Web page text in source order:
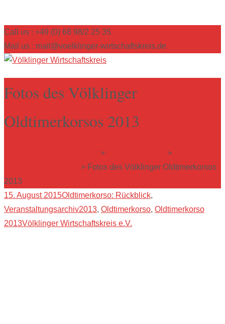
Call us : +49 (0) 68 98/2 25 35
Mail us : mail@voelklinger-wirtschaftskreis.de
Fotos des Völklinger
Oldtimerkorsos 2013
>
>
> Fotos des Völklinger Oldtimerkorsos
2013
15. August 2015Oldtimerkorso: Rückblick,
Veranstaltungsarchiv2013, Oldtimerkorso, Oldtimerkorso
2013Völklinger Wirtschaftskreis e.V.